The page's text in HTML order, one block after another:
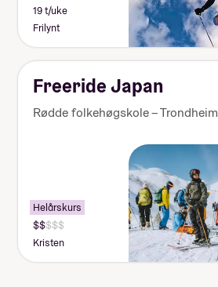
19 t/uke
Frilynt
Freeride Japan
Rødde folkehøgskole – Trondheim
Helårskurs
Kristen